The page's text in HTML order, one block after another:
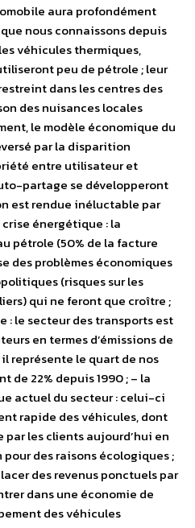
aura profondément
nous connaissons depuis
véhicules thermiques,
peu de pétrole ; leur
dans les centres des
des nuisances locales
le modèle économique du
par la disparition
entre utilisateur et
partage se développeront
est rendue inéluctable par
énergétique : la
pétrole (50% de la facture
des problèmes économiques
(risques sur les
qui ne feront que croître ;
: le secteur des transports est
en termes d’émissions de
représente le quart de nos
de 22% depuis 1990 ; – la
actuel du secteur : celui-ci
rapide des véhicules, dont
par les clients aujourd’hui en
des raisons écologiques ;
des revenus ponctuels par
dans une économie de
des véhicules